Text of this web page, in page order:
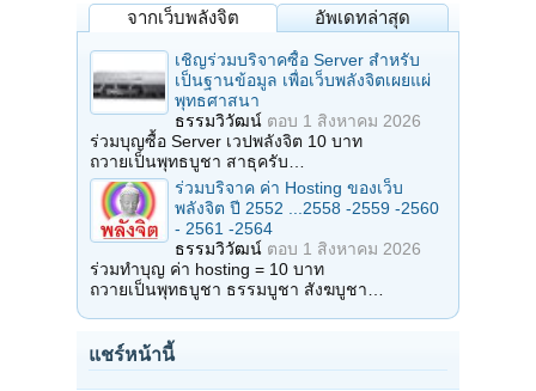
จากเว็บพลังจิต อัพเดทล่าสุด
เชิญร่วมบริจาคซื้อ Server สำหรับ
เป็นฐานข้อมูล เพื่อเว็บพลังจิตเผยแผ่
พุทธศาสนา
ธรรมวิวัฒน์ ตอบ 1 สิงหาคม 2026
ร่วมบุญซื้อ Server เวปพลังจิต 10 บาท
ถวายเป็นพุทธบูชา สาธุครับ…
ร่วมบริจาค ค่า Hosting ของเว็บ
พลังจิต ปี 2552 ...2558 -2559 -2560
- 2561 -2564
ธรรมวิวัฒน์ ตอบ 1 สิงหาคม 2026
ร่วมทำบุญ ค่า hosting = 10 บาท
ถวายเป็นพุทธบูชา ธรรมบูชา สังฆบูชา…
แชร์หน้านี้